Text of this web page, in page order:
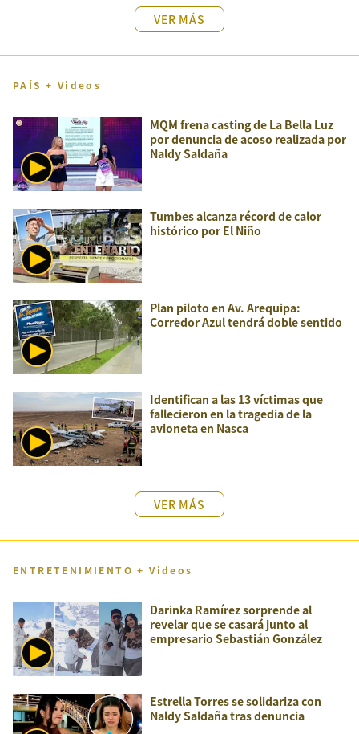
VER MÁS
PAÍS + Videos
MQM frena casting de La Bella Luz
por denuncia de acoso realizada por
Naldy Saldaña
Tumbes alcanza récord de calor
histórico por El Niño
Plan piloto en Av. Arequipa:
Corredor Azul tendrá doble sentido
Identifican a las 13 víctimas que
fallecieron en la tragedia de la
avioneta en Nasca
VER MÁS
ENTRETENIMIENTO + Videos
Darinka Ramírez sorprende al
revelar que se casará junto al
empresario Sebastián González
Estrella Torres se solidariza con
Naldy Saldaña tras denuncia